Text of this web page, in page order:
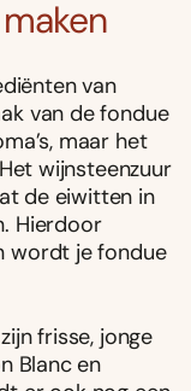
van
van de fondue
maar het
wijnsteenzuur
de eiwitten in
Hierdoor
wordt je fondue
frisse, jonge
Blanc en